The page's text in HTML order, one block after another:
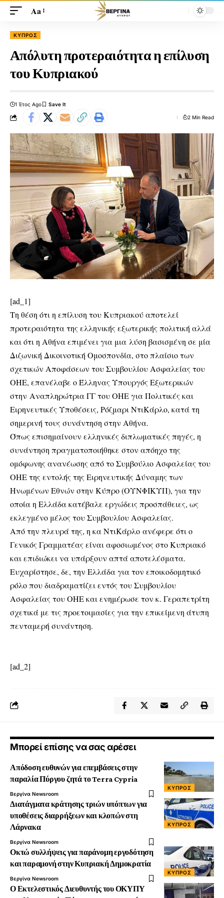
Aa
ΚΎΠΡΟΣ
Απόλυτη προτεραιότητα η επίλυση
του Κυπριακού
1 Έτος Ago
2 Min Read
[ad_1]
Τη θέση ότι η επίλυση του Κυπριακού αποτελεί
προτεραιότητα της ελληνικής εξωτερικής πολιτική αλλά
και ότι η Αθήνα επιμένει για μια λύση βασισμένη σε μία
Διζωνική Δικοινοτική Ομοσπονδία, στο πλαίσιο των
σχετικών Αποφάσεων του Συμβουλίου Ασφαλείας του
ΟΗΕ, επανέλαβε ο Έλληνας Υπουργός Εξωτερικών
στην Αναπληρώτρια ΓΓ του ΟΗΕ για Πολιτικές και
Ειρηνευτικές Υποθέσεις, Ρόζμαρι ΝτιΚάρλο, κατά τη
σημερινή τους συνάντηση στην Αθήνα.
Όπως επισημαίνουν ελληνικές διπλωματικές πηγές, η
συνάντηση πραγματοποιήθηκε στον απόηχο της
ομόφωνης ανανέωσης από το Συμβούλιο Ασφαλείας του
ΟΗΕ της εντολής της Ειρηνευτικής Δύναμης των
Ηνωμένων Εθνών στην Κύπρο (ΟΥΝΦΙΚΥΠ), για την
οποία η Ελλάδα κατέβαλε εργώδεις προσπάθειες, ως
εκλεγμένο μέλος του Συμβουλίου Ασφαλείας.
Από την πλευρά της, η κα ΝτιΚάρλο ανέφερε ότι ο
Γενικός Γραμματέας είναι αφοσιωμένος στο Κυπριακό
και επιδιώκει να υπάρξουν απτά αποτελέσματα.
Ευχαρίστησε, δε, την Ελλάδα για τον εποικοδομητικό
ρόλο που διαδραματίζει εντός του Συμβουλίου
Ασφαλείας του ΟΗΕ και ενημέρωσε τον κ. Γεραπετρίτη
σχετικά με τις προετοιμασίες για την επικείμενη άτυπη
πενταμερή συνάντηση.
[ad_2]
Μπορεί επίσης να σας αρέσει
ΚΎΠΡΟΣ
Απόδοση ευθυνών για επεμβάσεις στην
παραλία Πύργου ζητά το Terra Cypria
Βεργίνα Newsroom
ΚΎΠΡΟΣ
Διατάγματα κράτησης τριών υπόπτων για
υποθέσεις διαρρήξεων και κλοπών στη
Λάρνακα
Βεργίνα Newsroom
ΚΎΠΡΟΣ
Οκτώ συλλήψεις για παράνομη εργοδότηση
και παραμονή στην Κυπριακή Δημοκρατία
Βεργίνα Newsroom
Ο Εκτελεστικός Διευθυντής του ΟΚΥΠΥ